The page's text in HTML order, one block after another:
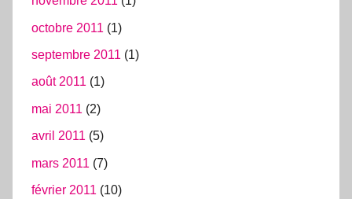
octobre 2011 (1)
septembre 2011 (1)
août 2011 (1)
mai 2011 (2)
avril 2011 (5)
mars 2011 (7)
février 2011 (10)